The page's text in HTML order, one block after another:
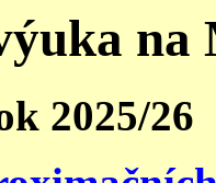
na
2025/26